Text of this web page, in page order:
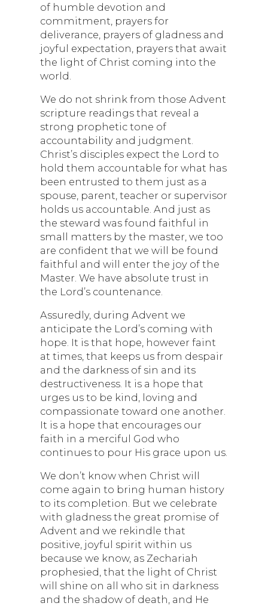
of humble devotion and
commitment, prayers for
deliverance, prayers of gladness and
joyful expectation, prayers that await
the light of Christ coming into the
world.
We do not shrink from those Advent
scripture readings that reveal a
strong prophetic tone of
accountability and judgment.
Christ’s disciples expect the Lord to
hold them accountable for what has
been entrusted to them just as a
spouse, parent, teacher or supervisor
holds us accountable. And just as
the steward was found faithful in
small matters by the master, we too
are confident that we will be found
faithful and will enter the joy of the
Master. We have absolute trust in
the Lord’s countenance.
Assuredly, during Advent we
anticipate the Lord’s coming with
hope. It is that hope, however faint
at times, that keeps us from despair
and the darkness of sin and its
destructiveness. It is a hope that
urges us to be kind, loving and
compassionate toward one another.
It is a hope that encourages our
faith in a merciful God who
continues to pour His grace upon us.
We don’t know when Christ will
come again to bring human history
to its completion. But we celebrate
with gladness the great promise of
Advent and we rekindle that
positive, joyful spirit within us
because we know, as Zechariah
prophesied, that the light of Christ
will shine on all who sit in darkness
and the shadow of death, and He